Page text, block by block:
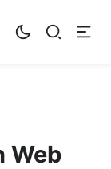
Web